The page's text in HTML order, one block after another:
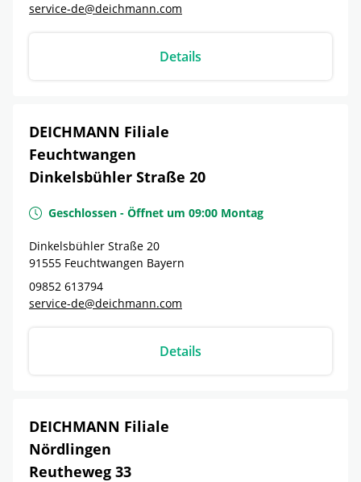
service-de@deichmann.com
Details
DEICHMANN Filiale
Feuchtwangen
Dinkelsbühler Straße 20
Geschlossen - Öffnet um 09:00 Montag
Dinkelsbühler Straße 20
91555 Feuchtwangen Bayern
09852 613794
service-de@deichmann.com
Details
DEICHMANN Filiale
Nördlingen
Reutheweg 33